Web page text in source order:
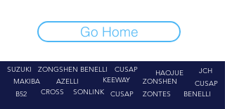
Go Home
SUZUKI
ZONGSHEN
MAKIBA
AZELLI
BENELLI
CUSAP
KEEWAY
B52
CROSS SONLINK CUSAP
HAOJUE
JCH
ZONSHEN
ZONTES
CUSAP
BENELLI